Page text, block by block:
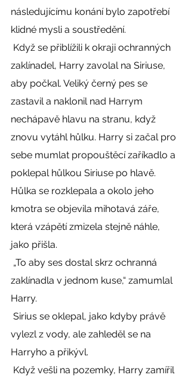
následujícímu konání bylo zapotřebí
klidné mysli a soustředění.
zaklínadel, Harry zavolal na Siriuse,
aby počkal. Veliký černý pes se
zastavil a naklonil nad Harrym
nechápavě hlavu na stranu, když
znovu vytáhl hůlku. Harry si začal pro
sebe mumlat propouštěcí zaříkadlo a
poklepal hůlkou Siriuse po hlavě.
Hůlka se rozklepala a okolo jeho
kmotra se objevila mihotavá záře,
která vzápětí zmizela stejně náhle,
jako přišla.
zaklínadla v jednom kuse,“ zamumlal
Harry.
vylezl z vody, ale zahleděl se na
Harryho a přikývl.